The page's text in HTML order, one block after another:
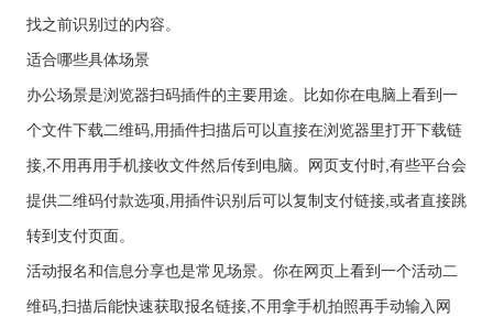
找之前识别过的内容。
适合哪些具体场景
办公场景是浏览器扫码插件的主要用途。比如你在电脑上看到一
个文件下载二维码,用插件扫描后可以直接在浏览器里打开下载链
接,不用再用手机接收文件然后传到电脑。网页支付时,有些平台会
提供二维码付款选项,用插件识别后可以复制支付链接,或者直接跳
转到支付页面。
活动报名和信息分享也是常见场景。你在网页上看到一个活动二
维码,扫描后能快速获取报名链接,不用拿手机拍照再手动输入网